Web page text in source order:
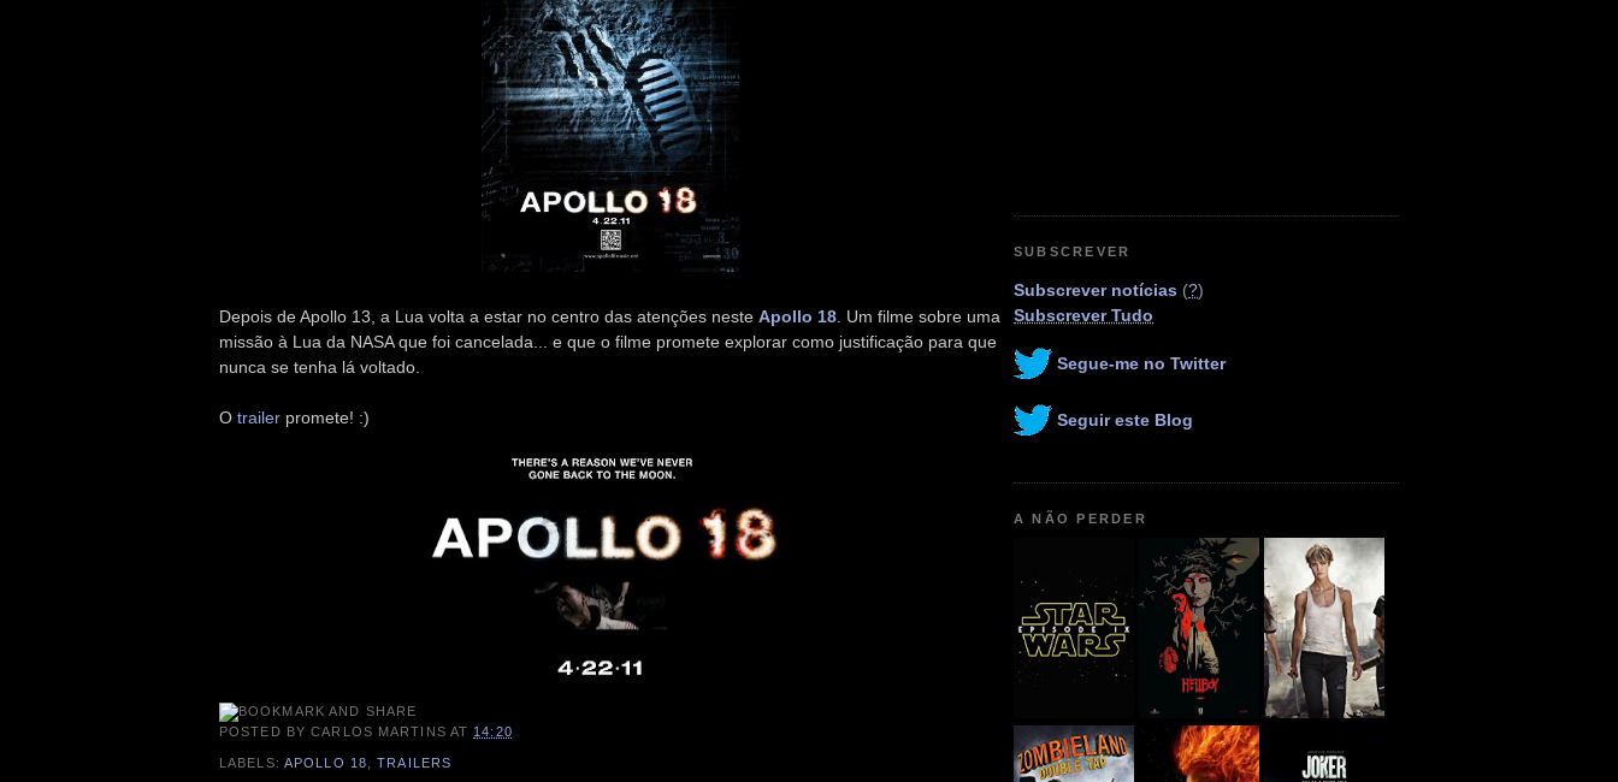
Depois de Apollo 13, a Lua volta a estar no centro das atenções neste Apollo 18 . Um filme sobre uma
missão à Lua da NASA que foi cancelada... e que o filme promete explorar como justificação para que
nunca se tenha lá voltado.
O trailer promete! :)
POSTED BYCARLOS MARTINS AT 14:20
LABELS: APOLLO 18 ,TRAILERS
SUBSCREVER
Subscrever notícias (?)
Subscrever Tudo
Segue-me no Twitter
Seguir este Blog
A NÃO PERDER